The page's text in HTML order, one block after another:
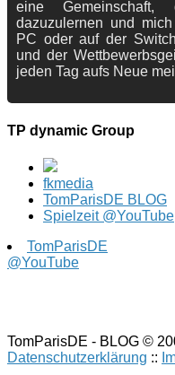
eine
dazuzulernen und
PC oder auf der
und der
jeden Tag aufs Neue
TP dynamic Group
fkmedia
TomParisDE BLOG
Spielzeit @YouTube
TomParisDE
@YouTube
TomParisDE - BLOG ©
Datenschutzerklärung ::